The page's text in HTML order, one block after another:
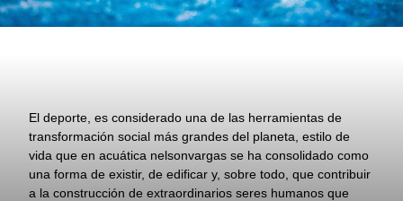
El deporte, es considerado una de las herramientas de
transformación social más grandes del planeta, estilo de
vida que en acuática nelsonvargas se ha consolidado como
una forma de existir, de edificar y, sobre todo, que contribuir
a la construcción de extraordinarios seres humanos que